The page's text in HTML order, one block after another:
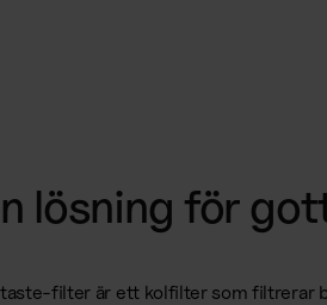
lösning för
filter är ett kolfilter som filtrerar